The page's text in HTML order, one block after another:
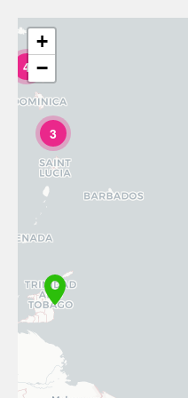
4
3
+
−